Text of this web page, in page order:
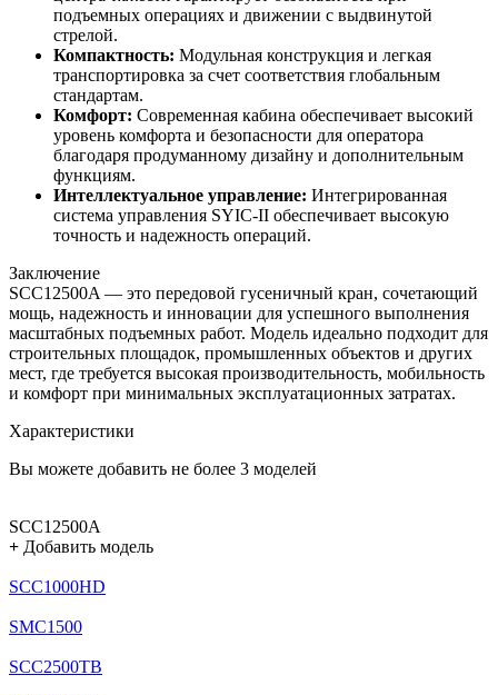
подъемных операциях и движении с выдвинутой
стрелой.
Компактность: Модульная конструкция и легкая
транспортировка за счет соответствия глобальным
стандартам.
Комфорт: Современная кабина обеспечивает высокий
уровень комфорта и безопасности для оператора
благодаря продуманному дизайну и дополнительным
функциям.
Интеллектуальное управление: Интегрированная
система управления SYIC-II обеспечивает высокую
точность и надежность операций.
Заключение
SCC12500A — это передовой гусеничный кран, сочетающий
мощь, надежность и инновации для успешного выполнения
масштабных подъемных работ. Модель идеально подходит для
строительных площадок, промышленных объектов и других
мест, где требуется высокая производительность, мобильность
и комфорт при минимальных эксплуатационных затратах.
Характеристики
Вы можете добавить не более 3 моделей
SCC12500A
+ Добавить модель
SCC1000HD
SMC1500
SCC2500TB